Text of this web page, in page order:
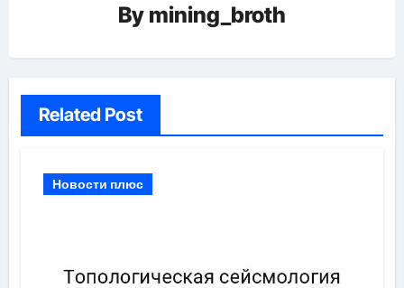
By mining_broth
Related Post
Новости плюс